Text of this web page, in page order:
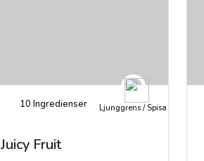
10 Ingredienser
Juicy Fruit
Ljunggrens / Spisa